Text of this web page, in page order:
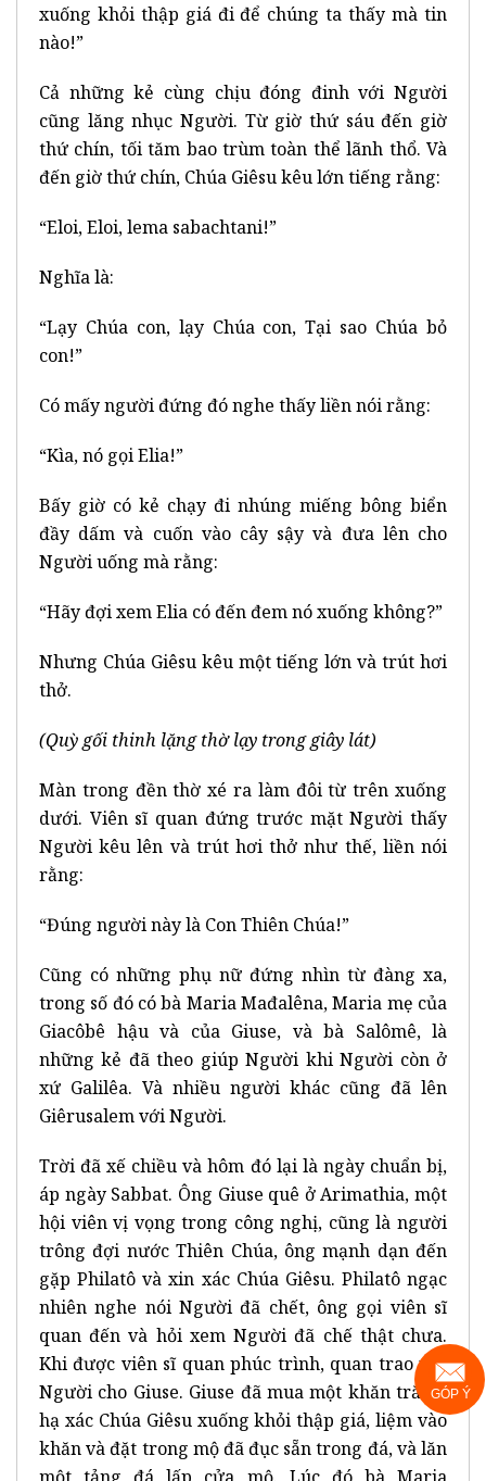
xuống khỏi thập giá đi để chúng ta thấy mà tin
nào!”
Cả những kẻ cùng chịu đóng đinh với Người
cũng lăng nhục Người. Từ giờ thứ sáu đến giờ
thứ chín, tối tăm bao trùm toàn thể lãnh thổ. Và
đến giờ thứ chín, Chúa Giêsu kêu lớn tiếng rằng:
“Eloi, Eloi, lema sabachtani!”
Nghĩa là:
“Lạy Chúa con, lạy Chúa con, Tại sao Chúa bỏ
con!”
Có mấy người đứng đó nghe thấy liền nói rằng:
“Kìa, nó gọi Elia!”
Bấy giờ có kẻ chạy đi nhúng miếng bông biển
đầy dấm và cuốn vào cây sậy và đưa lên cho
Người uống mà rằng:
“Hãy đợi xem Elia có đến đem nó xuống không?”
Nhưng Chúa Giêsu kêu một tiếng lớn và trút hơi
thở.
(Quỳ gối thinh lặng thờ lạy trong giây lát)
Màn trong đền thờ xé ra làm đôi từ trên xuống
dưới. Viên sĩ quan đứng trước mặt Người thấy
Người kêu lên và trút hơi thở như thế, liền nói
rằng:
“Đúng người này là Con Thiên Chúa!”
Cũng có những phụ nữ đứng nhìn từ đàng xa,
trong số đó có bà Maria Mađalêna, Maria mẹ của
Giacôbê hậu và của Giuse, và bà Salômê, là
những kẻ đã theo giúp Người khi Người còn ở
xứ Galilêa. Và nhiều người khác cũng đã lên
Giêrusalem với Người.
Trời đã xế chiều và hôm đó lại là ngày chuẩn bị,
áp ngày Sabbat. Ông Giuse quê ở Arimathia, một
hội viên vị vọng trong công nghị, cũng là người
trông đợi nước Thiên Chúa, ông mạnh dạn đến
gặp Philatô và xin xác Chúa Giêsu. Philatô ngạc
nhiên nghe nói Người đã chết, ông gọi viên sĩ
quan đến và hỏi xem Người đã chế thật chưa.
Khi được viên sĩ quan phúc trình, quan trao xác
Người cho Giuse. Giuse đã mua một khăn trắng,
hạ xác Chúa Giêsu xuống khỏi thập giá, liệm vào
khăn và đặt trong mộ đã đục sẵn trong đá, và lăn
GÓP Ý